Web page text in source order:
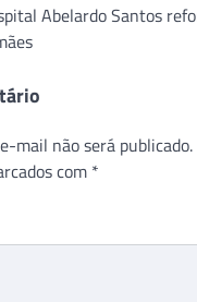
Abelardo Santos
mail não será publicado.
com *